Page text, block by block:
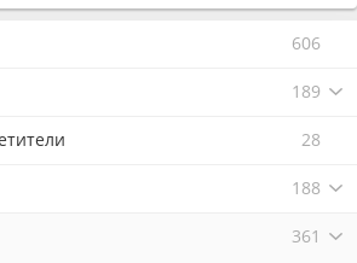
606
189
28
188
361